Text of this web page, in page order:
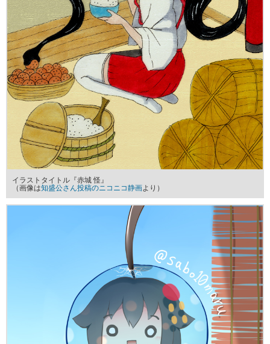
イラストタイトル『赤城 怪』
（画像は知盛公さん投稿のニコニコ静画より）